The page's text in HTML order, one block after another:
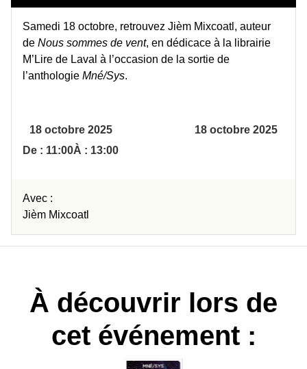
Samedi 18 octobre, retrouvez Jièm Mixcoatl, auteur
de Nous sommes de vent, en dédicace à la librairie
M’Lire de Laval à l’occasion de la sortie de
l’anthologie Mné/Sys.
18 octobre 2025
18 octobre 2025
De : 11:00À : 13:00
Avec :
Jièm Mixcoatl
À découvrir lors de
cet événement :